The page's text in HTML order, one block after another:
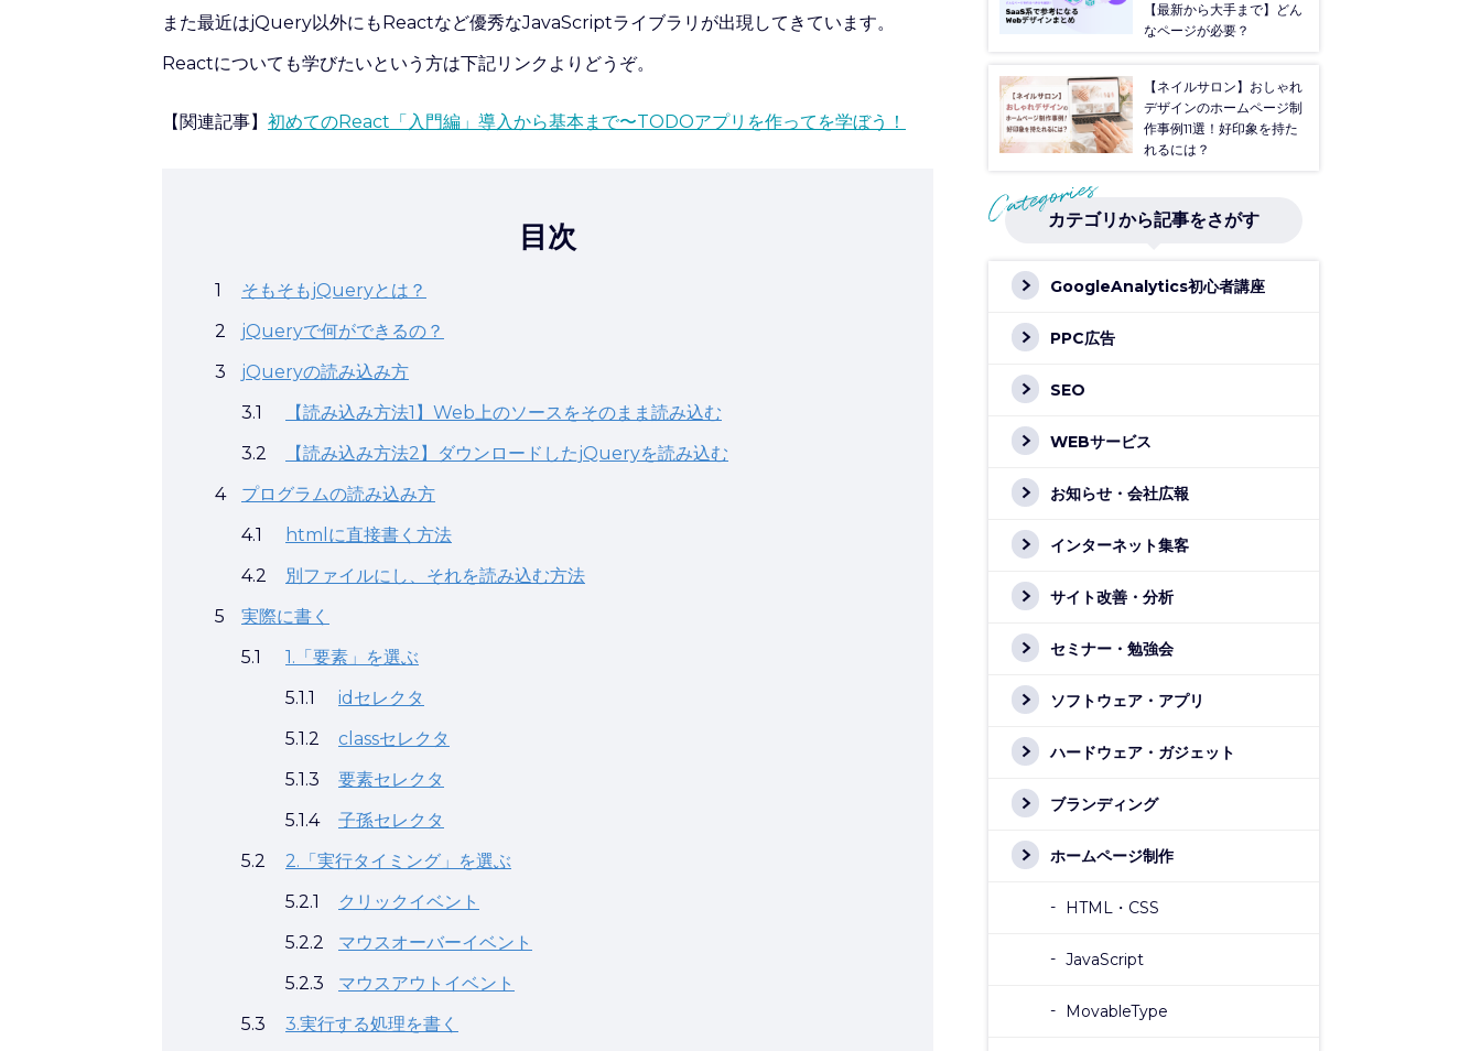
また最近はjQuery以外にもReactなど優秀なJavaScriptライブラリが出現してきています。
Reactについても学びたいという方は下記リンクよりどうぞ。
【関連記事】 初めてのReact「入門編」導入から基本まで〜TODOアプリを作ってを学ぼう！
目次
1
そもそもjQueryとは？
2
jQueryで何ができるの？
3
jQueryの読み込み方
3.1
【読み込み方法1】Web上のソースをそのまま読み込む
3.2
【読み込み方法2】ダウンロードしたjQueryを読み込む
4
プログラムの読み込み方
4.1
htmlに直接書く方法
4.2
別ファイルにし、それを読み込む方法
5
実際に書く
5.1
1.「要素」を選ぶ
5.1.1
idセレクタ
5.1.2
classセレクタ
5.1.3
要素セレクタ
5.1.4
子孫セレクタ
5.2
2.「実行タイミング」を選ぶ
5.2.1
クリックイベント
5.2.2
マウスオーバーイベント
5.2.3
マウスアウトイベント
5.3
3.実行する処理を書く
【最新から大手まで】どん
なページが必要？
【ネイルサロン】おしゃれ
デザインのホームページ制
作事例11選！好印象を持た
れるには？
カテゴリから記事をさがす
GoogleAnalytics初心者講座
PPC広告
SEO
WEBサービス
お知らせ・会社広報
インターネット集客
サイト改善・分析
セミナー・勉強会
ソフトウェア・アプリ
ハードウェア・ガジェット
ブランディング
ホームページ制作
HTML・CSS
JavaScript
MovableType